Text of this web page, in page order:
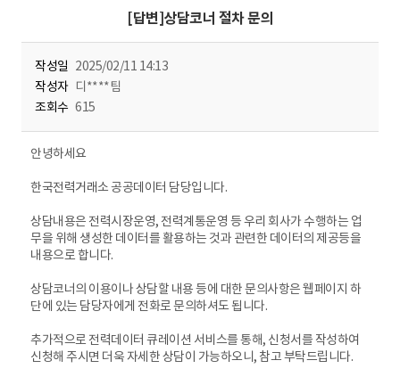
[답변]상담코너 절차 문의
작성일 2025/02/11 14:13
작성자 디****팀
조회수 615
안녕하세요
한국전력거래소 공공데이터 담당입니다.
상담내용은 전력시장운영, 전력계통운영 등 우리 회사가 수행하는 업
무을 위해 생성한 데이터를 활용하는 것과 관련한 데이터의 제공등을
내용으로 합니다.
상담코너의 이용이나 상담할 내용 등에 대한 문의사항은 웹페이지 하
단에 있는 담당자에게 전화로 문의하셔도 됩니다.
추가적으로 전력데이터 큐레이션 서비스를 통해, 신청서를 작성하여
신청해 주시면 더욱 자세한 상담이 가능하오니, 참고 부탁드립니다.